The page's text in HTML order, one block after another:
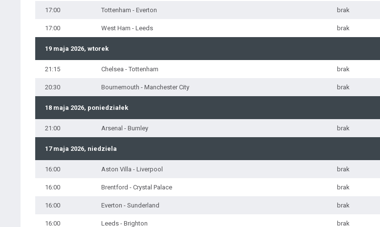
17:00 Tottenham - Everton brak
17:00 West Ham - Leeds brak
19 maja 2026, wtorek
21:15 Chelsea - Tottenham brak
20:30 Bournemouth - Manchester City brak
18 maja 2026, poniedziałek
21:00 Arsenal - Burnley brak
17 maja 2026, niedziela
16:00 Aston Villa - Liverpool brak
16:00 Brentford - Crystal Palace brak
16:00 Everton - Sunderland brak
16:00 Leeds - Brighton brak